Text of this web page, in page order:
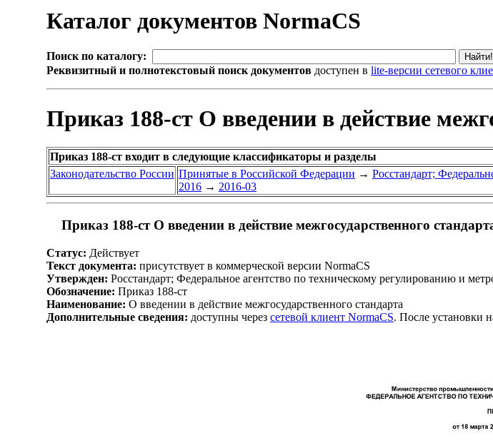
Каталог документов NormaCS
Поиск по каталогу:
Реквизитный и полнотекстовый поиск документов доступен в lite-версии сетевого
Приказ 188-ст О введении в действие
Приказ 188-ст входит в следующие классификаторы и разделы
Законодательство России Принятые в Российской Федерации → Росстандарт;
2016 → 2016-03
Приказ 188-ст О введении в действие межгосударственного
Статус: Действует
Текст документа: присутствует в коммерческой версии NormaCS
Утвержден: Росстандарт; Федеральное агентство по техническому регулированию и
Обозначение: Приказ 188-ст
Наименование: О введении в действие межгосударственного стандарта
Дополнительные сведения: доступны через сетевой клиент NormaCS. После установки